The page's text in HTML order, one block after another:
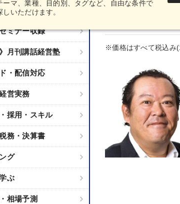
ーマ、業種、目的別、タグなど、自由な条件で
いただけます。
画のご案内
ミナー収録
月刊講話経営塾
・配信対応
営実務
採用・スキル
務・決算書
グ
ぶ
相場予測
※価格はすべて税込み